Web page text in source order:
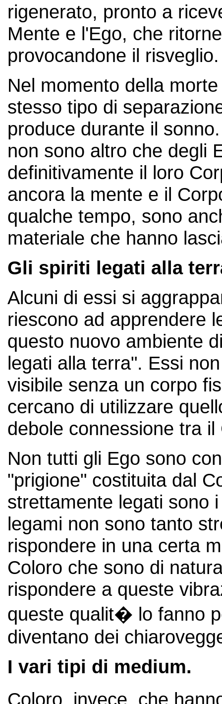
rigenerato, pronto a
Mente e l'Ego, che
provocandone il risveglio.
Nel momento della
stesso tipo di
produce durante il
non sono altro che degli
definitivamente il loro
ancora la mente e il
qualche tempo, sono
materiale che hanno
Gli spiriti legati alla
Alcuni di essi si
riescono ad apprendere
questo nuovo ambiente
legati alla terra". Essi
visibile senza un corpo
cercano di utilizzare
debole connessione tra
Non tutti gli Ego sono
"prigione" costituita dal
strettamente legati sono
legami non sono tanto
rispondere in una certa
Coloro che sono di
rispondere a queste
queste qualit� lo fanno
diventano dei
I vari tipi di medium.
Coloro, invece, che